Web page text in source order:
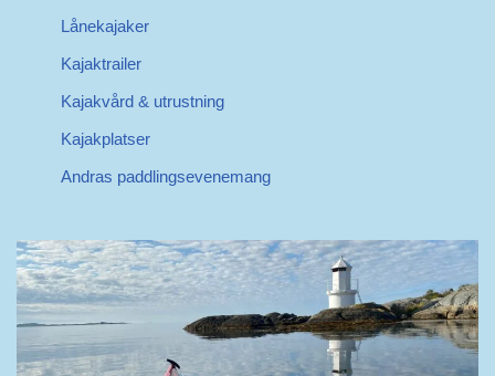
Lånekajaker
Kajaktrailer
Kajakvård & utrustning
Kajakplatser
Andras paddlingsevenemang